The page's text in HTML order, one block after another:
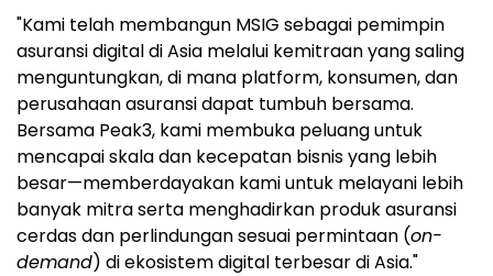
"Kami telah membangun MSIG sebagai pemimpin
asuransi digital di Asia melalui kemitraan yang saling
menguntungkan, di mana platform, konsumen, dan
perusahaan asuransi dapat tumbuh bersama.
Bersama Peak3, kami membuka peluang untuk
mencapai skala dan kecepatan bisnis yang lebih
besar—memberdayakan kami untuk melayani lebih
banyak mitra serta menghadirkan produk asuransi
cerdas dan perlindungan sesuai permintaan (on-
demand) di ekosistem digital terbesar di Asia."